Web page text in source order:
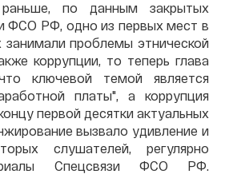
по данным закрытых
ФСО РФ, одно из первых мест в
проблемы этнической
коррупции, то теперь глава
ключевой темой является
платы", а коррупция
первой десятки актуальных
вызвало удивление и
слушателей, регулярно
Спецсвязи ФСО РФ.